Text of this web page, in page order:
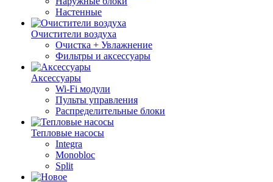
Настенные
Очистители воздуха
Очистка + Увлажнение
Фильтры и аксессуары
Аксессуары
Wi-Fi модули
Пульты управления
Распределительные блоки
Тепловые насосы
Integra
Monobloc
Split